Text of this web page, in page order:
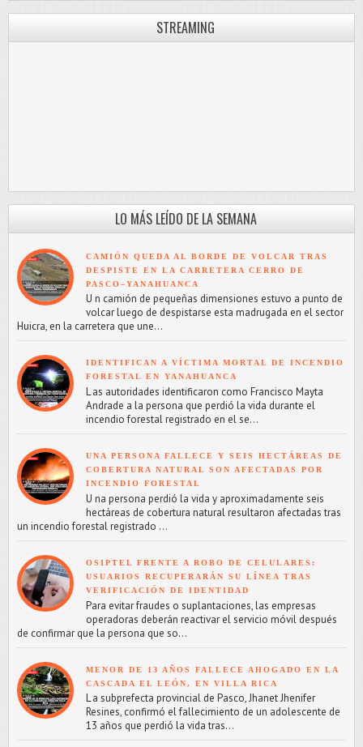
STREAMING
LO MÁS LEÍDO DE LA SEMANA
CAMIÓN QUEDA AL BORDE DE VOLCAR TRAS
DESPISTE EN LA CARRETERA CERRO DE
PASCO–YANAHUANCA
U n camión de pequeñas dimensiones estuvo a punto de
volcar luego de despistarse esta madrugada en el sector
Huicra, en la carretera que une...
IDENTIFICAN A VÍCTIMA MORTAL DE INCENDIO
FORESTAL EN YANAHUANCA
L as autoridades identificaron como Francisco Mayta
Andrade a la persona que perdió la vida durante el
incendio forestal registrado en el se...
UNA PERSONA FALLECE Y SEIS HECTÁREAS DE
COBERTURA NATURAL SON AFECTADAS POR
INCENDIO FORESTAL
U na persona perdió la vida y aproximadamente seis
hectáreas de cobertura natural resultaron afectadas tras
un incendio forestal registrado ...
OSIPTEL FRENTE A ROBO DE CELULARES:
USUARIOS RECUPERARÁN SU LÍNEA TRAS
VERIFICACIÓN DE IDENTIDAD
Para evitar fraudes o suplantaciones, las empresas
operadoras deberán reactivar el servicio móvil después
de confirmar que la persona que so...
MENOR DE 13 AÑOS FALLECE AHOGADO EN LA
CASCADA EL LEÓN, EN VILLA RICA
L a subprefecta provincial de Pasco, Jhanet Jhenifer
Resines, confirmó el fallecimiento de un adolescente de
13 años que perdió la vida tras...